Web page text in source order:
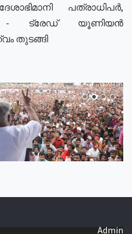
പത്രാധിപർ,
- ട്രേഡ് യൂണിയൻ
തുടങ്ങി
Admin